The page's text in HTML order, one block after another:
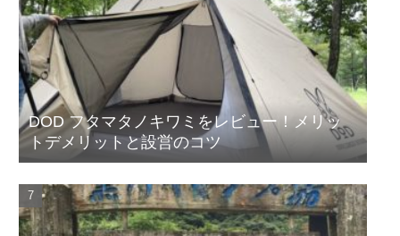
DOD フタマタノキワミをレビュー！メリッ
トデメリットと設営のコツ